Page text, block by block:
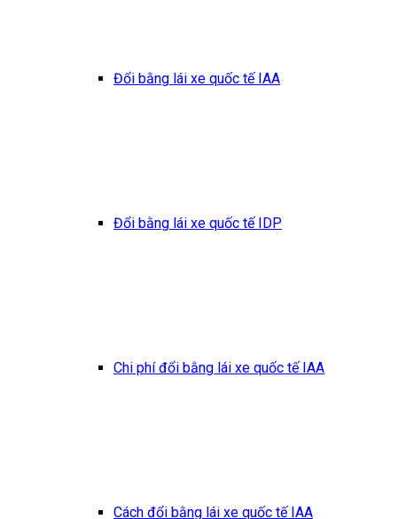
Đổi bằng lái xe quốc tế IAA
Đổi bằng lái xe quốc tế IDP
Chi phí đổi bằng lái xe quốc tế IAA
Cách đổi bằng lái xe quốc tế IAA